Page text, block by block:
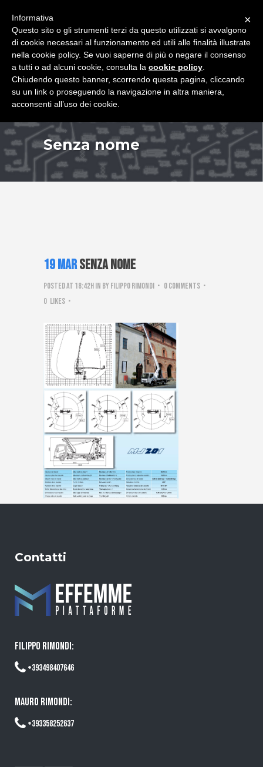
Senza nome
19 MarSenza nome
Posted at 18:42hin by Filippo Rimondi
0 Comments
0 Likes
Contatti
FILIPPO RIMONDI:
+393498407646
MAURO RIMONDI:
+393358252637
×
Informativa
Questo sito o gli strumenti terzi da questo utilizzati si avvalgono
di cookie necessari al funzionamento ed utili alle finalità illustrate
nella cookie policy. Se vuoi saperne di più o negare il consenso
a tutti o ad alcuni cookie, consulta la cookie policy
Chiudendo questo banner, scorrendo questa pagina, cliccando
su un link o proseguendo la navigazione in altra maniera,
acconsenti all’uso dei cookie.